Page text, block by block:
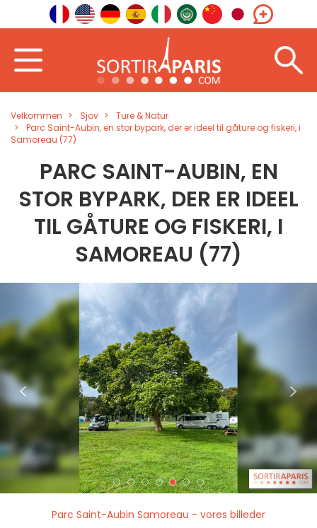
Velkommen Sjov
Ture & Natur
Parc Saint-Aubin, en stor bypark, der er ideel til gåture og fiskeri, i
Samoreau (77)
PARC SAINT-AUBIN, EN
STOR BYPARK, DER ER IDEEL
TIL GÅTURE OG FISKERI, I
SAMOREAU (77)
< >
Parc Saint-Aubin Samoreau - vores billeder